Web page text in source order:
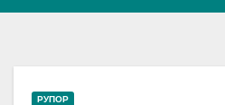
РУПОР